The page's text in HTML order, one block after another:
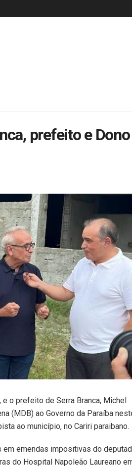
prefeito e
o prefeito de Serra Branca, Michel
(MDB) ao Governo da Paraíba
ao município, no Cariri paraibano.
em emendas impositivas do
do Hospital Napoleão Laureano